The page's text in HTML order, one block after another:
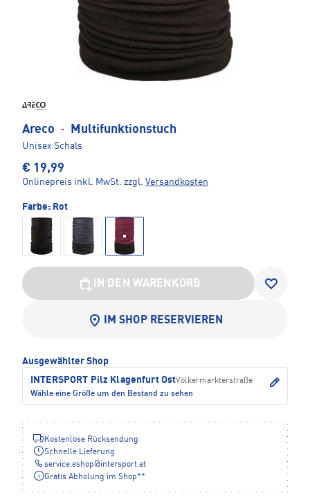
Areco · Multifunktionstuch
Unisex Schals
€ 19,99
Onlinepreis inkl. MwSt. zzgl. Versandkosten
Farbe: Rot
IN DEN WARENKORB
IM SHOP RESERVIEREN
Ausgewählter Shop
INTERSPORT Pilz Klagenfurt OstVölkermarkterstraße
Wähle eine Größe um den Bestand zu sehen
Kostenlose Rücksendung
Schnelle Lieferung
service.eshop@intersport.at
Gratis Abholung im Shop**